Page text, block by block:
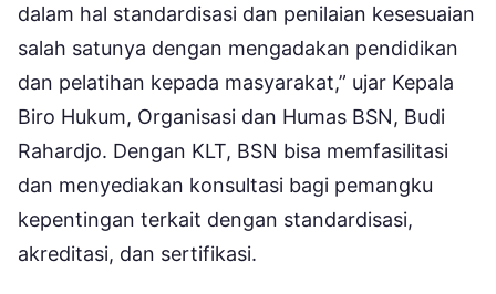
dalam hal standardisasi dan penilaian kesesuaian
salah satunya dengan mengadakan pendidikan
dan pelatihan kepada masyarakat,” ujar Kepala
Biro Hukum, Organisasi dan Humas BSN, Budi
Rahardjo. Dengan KLT, BSN bisa memfasilitasi
dan menyediakan konsultasi bagi pemangku
kepentingan terkait dengan standardisasi,
akreditasi, dan sertifikasi.